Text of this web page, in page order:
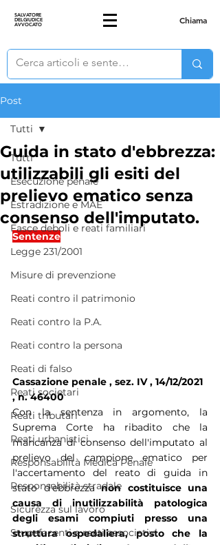
SALVATORE
DELGIUDICE
AVVOCATO Chiama
Post
Tutti
Esecuzione penale
Estradizione e MAE
Fasce deboli e reati familiari
Legge 231/2001
Misure di prevenzione
Reati contro il patrimonio
Reati contro la P.A.
Reati contro la persona
Reati di falso
Reati societari
Reati tributari
Reati urbanistici
Responsabilità Medica Penale
Responsabilità stradale
Sicurezza sul lavoro
Stupefacenti e reati associativi
Tutti
Guida in stato d'ebbrezza:
utilizzabili gli esiti del
prelievo ematico senza
consenso dell'imputato.
Sentenze
Cassazione penale , sez. IV , 14/12/2021
, n. 46400
Con la sentenza in argomento, la
Suprema Corte ha ribadito che la
mancanza di consenso dell'imputato al
prelievo del campione ematico per
l'accertamento del reato di guida in
stato d'ebbrezza non costituisce una
causa di inutilizzabilità patologica
degli esami compiuti presso una
struttura ospedaliera, posto che la